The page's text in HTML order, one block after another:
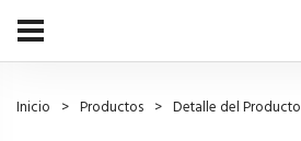
Inicio Productos Detalle del Producto